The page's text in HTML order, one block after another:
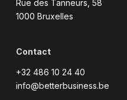
Rue des Tanneurs, 58
1000 Bruxelles
Contact
+32 486 10 24 40
info@betterbusiness.be